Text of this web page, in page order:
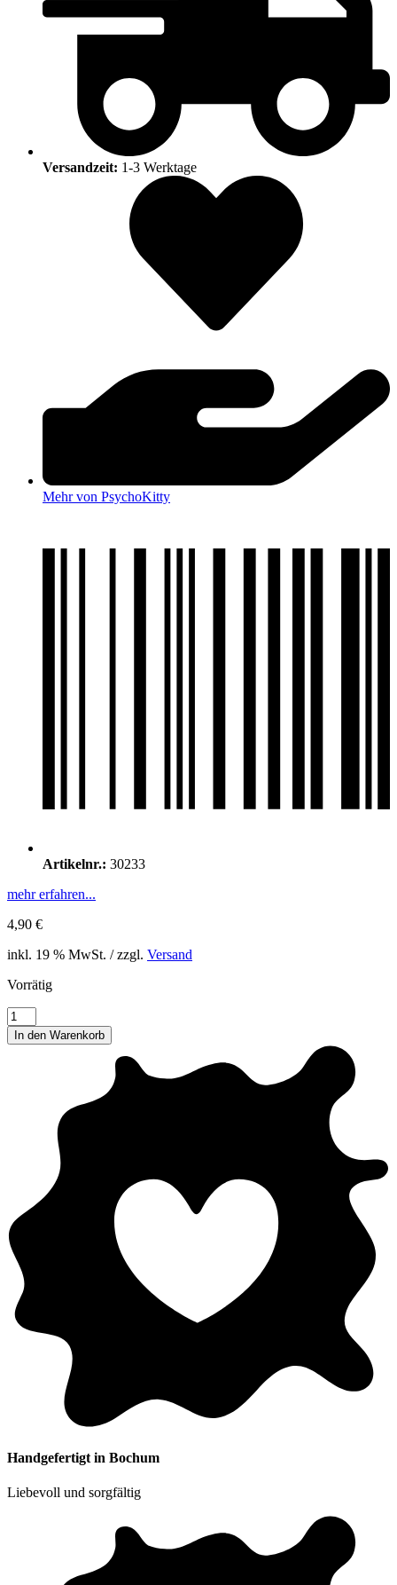
Versandzeit: 1-3 Werktage
Mehr von PsychoKitty
Artikelnr.: 30233
mehr erfahren...
4,90 €
inkl. 19 % MwSt. / zzgl. Versand
Vorrätig
4
Girls
Manga
In den Warenkorb
Handgefertigt in Bochum
Liebevoll und sorgfältig